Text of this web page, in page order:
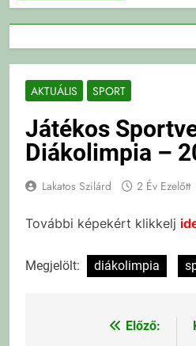
AKTUÁLIS SPORT
Játékos
Diákolimpia –
Lakatos Szilárd 2 Év Ezelőtt
További képekért klikkelj
Megjelölt: diákolimpia
BejegyzésElőző: